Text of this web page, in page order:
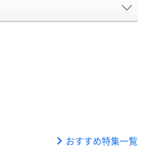
おすすめ特集一覧